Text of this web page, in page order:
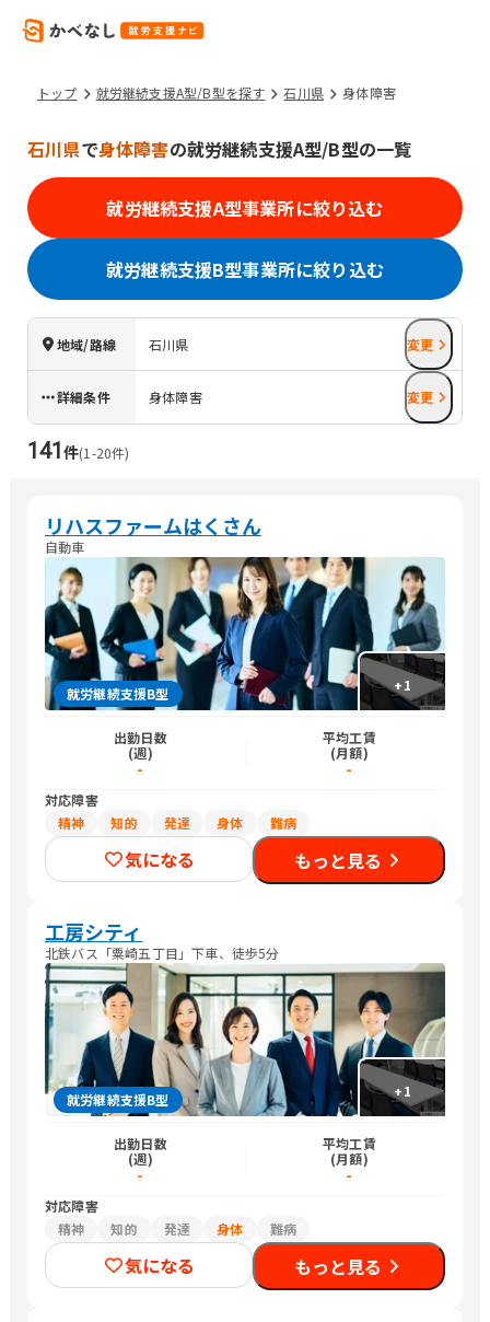
トップ 就労継続支援A型/B型を探す 石川県 身体障害
石川県で身体障害の就労継続支援A型/B型の一覧
就労継続支援A型事業所に絞り込む
就労継続支援B型事業所に絞り込む
地域/路線 石川県 変更
詳細条件 身体障害 変更
141件(1 -20件)
リハスファームはくさん
自動車
+1
就労継続支援B型
出勤日数
(週)
-
平均工賃
(月額)
-
対応障害
精神
知的 発達 身体 難病
気になる もっと見る
工房シティ
北鉄バス「粟崎五丁目」下車、徒歩5分
+1
就労継続支援B型
出勤日数
(週)
-
平均工賃
(月額)
-
対応障害
精神
知的 発達 身体 難病
気になる もっと見る